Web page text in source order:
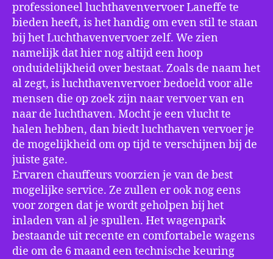
professioneel luchthavenvervoer Laneffe te
bieden heeft, is het handig om even stil te staan
bij het Luchthavenvervoer zelf. We zien
namelijk dat hier nog altijd een hoop
onduidelijkheid over bestaat. Zoals de naam het
al zegt, is luchthavenvervoer bedoeld voor alle
mensen die op zoek zijn naar vervoer van en
naar de luchthaven. Mocht je een vlucht te
halen hebben, dan biedt luchthaven vervoer je
de mogelijkheid om op tijd te verschijnen bij de
juiste gate.
Ervaren chauffeurs voorzien je van de best
mogelijke service. Ze zullen er ook nog eens
voor zorgen dat je wordt geholpen bij het
inladen van al je spullen. Het wagenpark
bestaande uit recente en comfortabele wagens
die om de 6 maand een technische keuring